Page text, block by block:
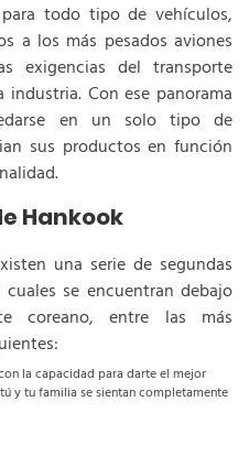
todo tipo de vehículos,
a los más pesados aviones
exigencias del transporte
Con ese panorama
en un solo tipo de
sus productos en función
Hankook
una serie de segundas
se encuentran debajo
coreano, entre las más
la capacidad para darte el mejor
y tu familia se sientan completamente